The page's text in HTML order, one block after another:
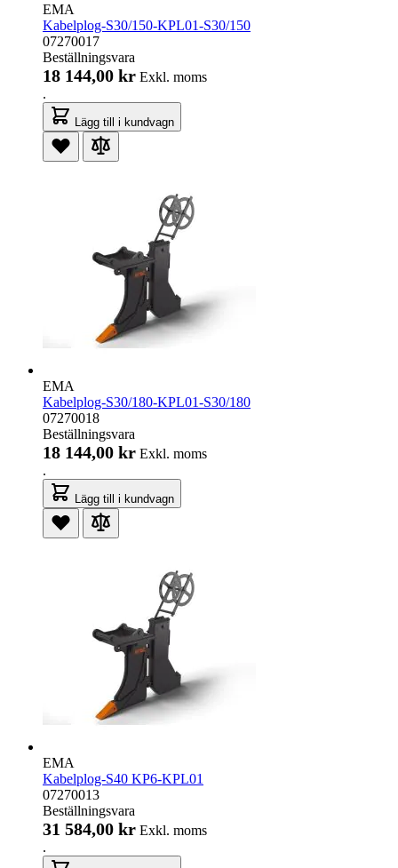
EMA
Kabelplog-S30/150-KPL01-S30/150
07270017
Beställningsvara
18 144,00 kr Exkl. moms
.
Lägg till i kundvagn
EMA
Kabelplog-S30/180-KPL01-S30/180
07270018
Beställningsvara
18 144,00 kr Exkl. moms
.
Lägg till i kundvagn
EMA
Kabelplog-S40 KP6-KPL01
07270013
Beställningsvara
31 584,00 kr Exkl. moms
.